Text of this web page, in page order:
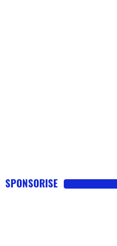
SPONSORISE